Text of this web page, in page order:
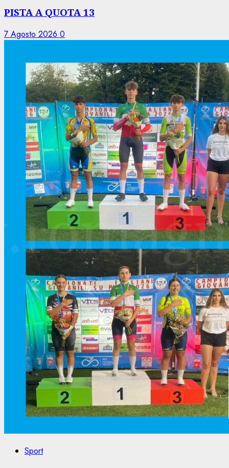
PISTA A QUOTA 13
7 Agosto 2026 0
Sport